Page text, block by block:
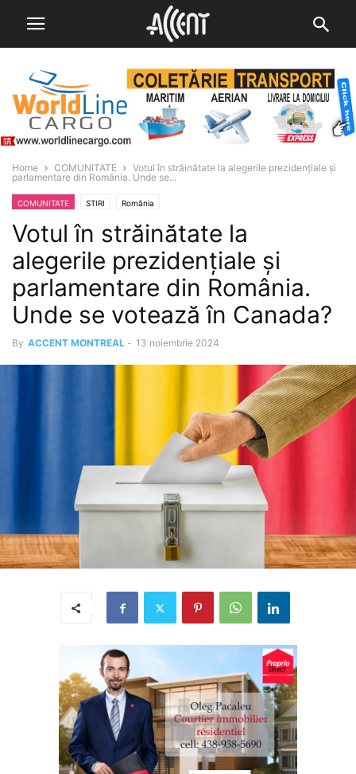
Home COMUNITATE
Votul în străinătate la alegerile prezidenţiale şi
parlamentare din România. Unde se...
COMUNITATE STIRI România
Votul în străinătate la
alegerile prezidenţiale şi
parlamentare din România.
Unde se votează în Canada?
By ACCENT MONTREAL - 13 noiembrie 2024